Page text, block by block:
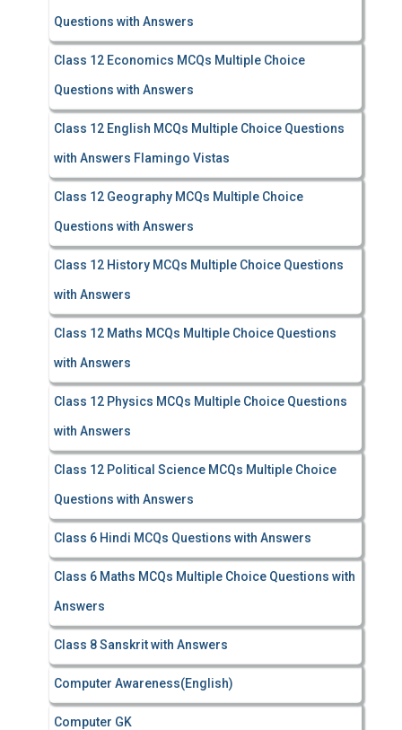
Questions with Answers
Class 12 Economics MCQs Multiple Choice
Questions with Answers
Class 12 English MCQs Multiple Choice Questions
with Answers Flamingo Vistas
Class 12 Geography MCQs Multiple Choice
Questions with Answers
Class 12 History MCQs Multiple Choice Questions
with Answers
Class 12 Maths MCQs Multiple Choice Questions
with Answers
Class 12 Physics MCQs Multiple Choice Questions
with Answers
Class 12 Political Science MCQs Multiple Choice
Questions with Answers
Class 6 Hindi MCQs Questions with Answers
Class 6 Maths MCQs Multiple Choice Questions with
Answers
Class 8 Sanskrit with Answers
Computer Awareness(English)
Computer GK